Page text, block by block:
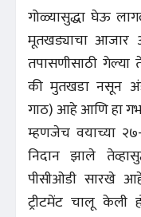
गोळ्यासुद्धा घेऊ
मूतखड्याचा आजार
तपासणीसाठी
की मुतखडा नसून
गाठ) आहे आणि हा
म्हणजेच वयाच्या २७-
निदान झाले
पीसीओडी सारखे
ट्रीटमेंट चालू केली